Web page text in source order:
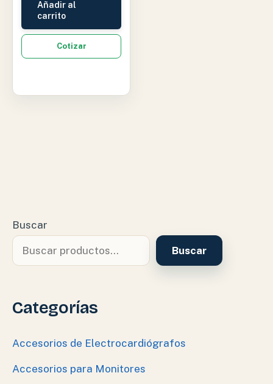
Buscar
Buscar
Categorías
Accesorios de Electrocardiógrafos
Accesorios para Monitores
Añadir al
carrito
Cotizar